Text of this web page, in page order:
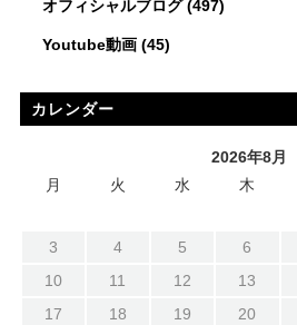
オフィシャルブログ(497)
Youtube動画(45)
カレンダー
2026年8月
月
火 水 木
3
4 5 6
10
11 12 13
17
18 19 20